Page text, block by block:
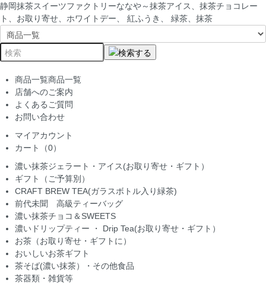
静岡抹茶スイーツファクトリーななや～抹茶アイス、抹茶チョコレー
ト、お取り寄せ、ホワイトデー、 紅ふうき、 緑茶、抹茶
商品一覧商品一覧
店舗へのご案内
よくあるご質問
お問い合わせ
マイアカウント
カート（0）
濃い抹茶ジェラート・アイス(お取り寄せ・ギフト）
ギフト（ご予算別）
CRAFT BREW TEA(ガラスボトル入り緑茶)
前代未聞 高級ティーバッグ
濃い抹茶チョコ＆SWEETS
濃いドリップティー ・ Drip Tea(お取り寄せ・ギフト）
お茶（お取り寄せ・ギフトに）
おいしいお茶ギフト
茶そば(濃い抹茶）・その他食品
茶器類・雑貨等